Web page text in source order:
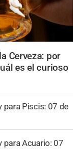
Cerveza: por
es el curioso
para Piscis: 07 de
para Acuario: 07